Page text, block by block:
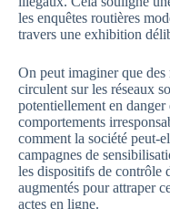
les enquêtes routières
travers une exhibition
On peut imaginer que
circulent sur les réseaux
potentiellement en danger
comportements
comment la société peut-
campagnes de
les dispositifs de contrôle
augmentés pour attraper
actes en ligne.